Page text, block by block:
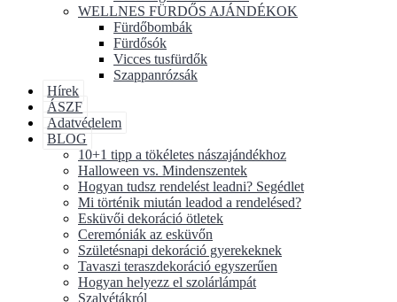
WELLNES FÜRDŐS AJÁNDÉKOK
Fürdőbombák
Fürdősók
Vicces tusfürdők
Szappanrózsák
Hírek
ÁSZF
Adatvédelem
BLOG
10+1 tipp a tökéletes nászajándékhoz
Halloween vs. Mindenszentek
Hogyan tudsz rendelést leadni? Segédlet
Mi történik miután leadod a rendelésed?
Esküvői dekoráció ötletek
Ceremóniák az esküvőn
Születésnapi dekoráció gyerekeknek
Tavaszi teraszdekoráció egyszerűen
Hogyan helyezz el szolárlámpát
Szalvétákról